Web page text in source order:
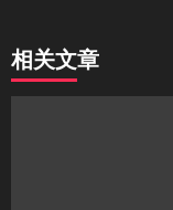
相关文章